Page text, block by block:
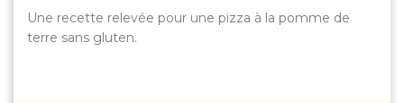
Une recette relevée pour une pizza à la pomme de
terre sans gluten.